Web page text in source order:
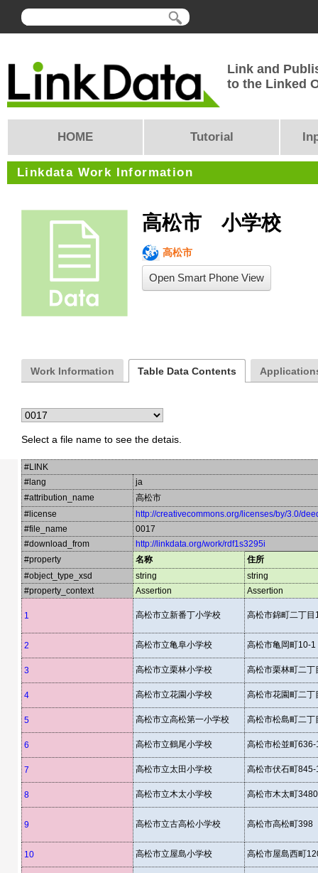
Link and
to the Linked
HOME Tutorial
Linkdata Work Information
高松市 小学校
高松市
Open Smart Phone View
Work Information Table Data Contents
Select a file name to see the detais.
#LINK
#lang
ja
#attribution_name
高松市
#license
http://creativecommons.org/licenses/by/3.0/
#file_name
0017
#download_from
http://linkdata.org/work/rdf1s3295i
#property
名称
住所
#object_type_xsd
string
string
#property_context
Assertion Assertion
1 高松市立新番丁小学校 高松市錦町二丁目
2 高松市立亀阜小学校 高松市亀岡町10-1
3 高松市立栗林小学校 高松市栗林町二丁
4 高松市立花園小学校 高松市花園町二丁
5 高松市立高松第一小学校 高松市松島町二丁
6 高松市立鶴尾小学校 高松市松並町636-
7 高松市立太田小学校 高松市伏石町845-
8 高松市立木太小学校 高松市木太町
9 高松市立古高松小学校 高松市高松町398
10 高松市立屋島小学校 高松市屋島西町